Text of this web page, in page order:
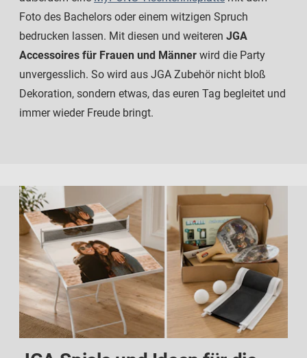
Foto des Bachelors oder einem witzigen Spruch
bedrucken lassen. Mit diesen und weiteren JGA
Accessoires für Frauen und Männer wird die Party
unvergesslich. So wird aus JGA Zubehör nicht bloß
Dekoration, sondern etwas, das euren Tag begleitet und
immer wieder Freude bringt.